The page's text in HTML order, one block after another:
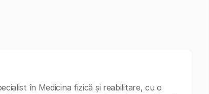
în Medicina fizică și reabilitare, cu o